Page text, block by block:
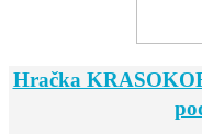
Hračka